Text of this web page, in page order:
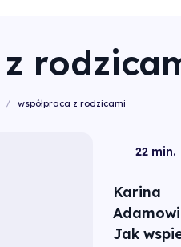
/ współpraca z rodzicami
22 min.
Karina
Jak